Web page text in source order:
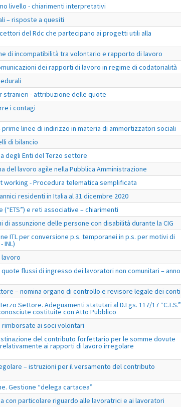
livello - chiarimenti interpretativi
– risposte a quesiti
del Rdc che partecipano ai progetti utili alla
di incompatibilità tra volontario e rapporto di lavoro
dei rapporti di lavoro in regime di codatorialità
stranieri - attribuzione delle quote
i contagi
prime linee di indirizzo in materia di ammortizzatori sociali
di bilancio
degli Enti del Terzo settore
del lavoro agile nella Pubblica Amministrazione
working - Procedura telematica semplificata
residenti in Italia al 31 dicembre 2020
e reti associative – chiarimenti
di assunzione delle persone con disabilità durante la CIG
ITL per conversione p.s. temporanei in p.s. per motivi di
INL)
flussi di ingresso dei lavoratori non comunitari – anno
– nomina organo di controllo e revisore legale dei conti
Settore. Adeguamenti statutari al D.Lgs. 117/17 “C.T.S.”
costituite con Atto Pubblico
rimborsate ai soci volontari
del contributo forfettario per le somme dovute
ai rapporti di lavoro irregolare
– istruzioni per il versamento del contributo
Gestione “delega cartacea”
con particolare riguardo alle lavoratrici e ai lavoratori